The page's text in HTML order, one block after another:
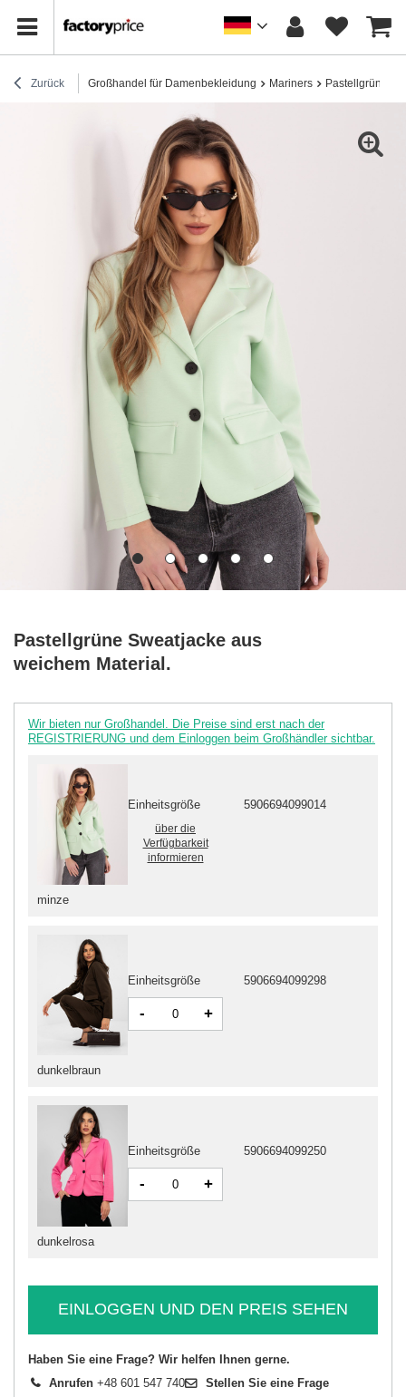
Zurück Großhandel für Damenbekleidung Mariners Pastellgrüne
Pastellgrüne Sweatjacke aus
weichem Material.
Wir bieten nur Großhandel. Die Preise sind erst nach der
REGISTRIERUNG und dem Einloggen beim Großhändler sichtbar.
dunkelbraun
Einheitsgröße 5906694099298
- +
dunkelrosa
Einheitsgröße 5906694099250
- +
minze
Einheitsgröße 5906694099014
über die
Verfügbarkeit
informieren
EINLOGGEN UND DEN PREIS SEHEN
Haben Sie eine Frage? Wir helfen Ihnen gerne.
Anrufen +48 601 547 740 Stellen Sie eine Frage